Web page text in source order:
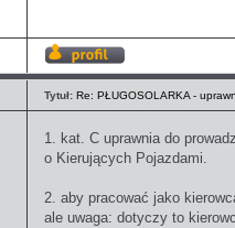
Wyświetl
profil
Tytuł: Re: PŁUGOSOLARKA -
1. kat. C uprawnia do
o Kierujących Pojazdami.
2. aby pracować jako
ale uwaga: dotyczy to